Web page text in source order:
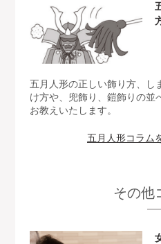
五月人形の正しい飾り方、し
け方や、兜飾り、鎧飾りの並
お教えいたします。
五月人形コラム
その他